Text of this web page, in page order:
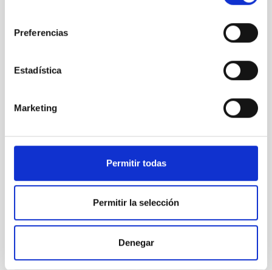
Preferencias
Estadística
Marketing
Permitir todas
Permitir la selección
Denegar